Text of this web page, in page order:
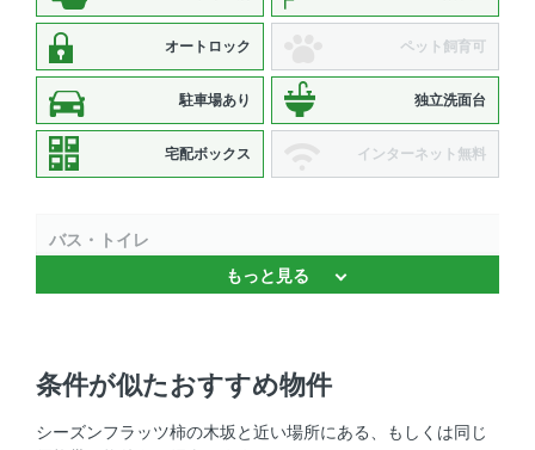
オートロック ペット飼育可
駐車場あり 独立洗面台
宅配ボックス インターネット無料
バス・トイレ
バストイレ別 、 浴室乾燥機 、 温水洗浄便座 、 独立洗面
コンロ2口以上
もっと見る
条件が似たおすすめ物件
シーズンフラッツ柿の木坂と近い場所にある、もしくは同じ